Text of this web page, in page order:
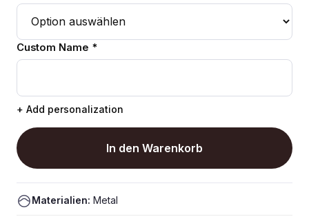
Custom Name *
+ Add personalization
In den Warenkorb
Materialien: Metal